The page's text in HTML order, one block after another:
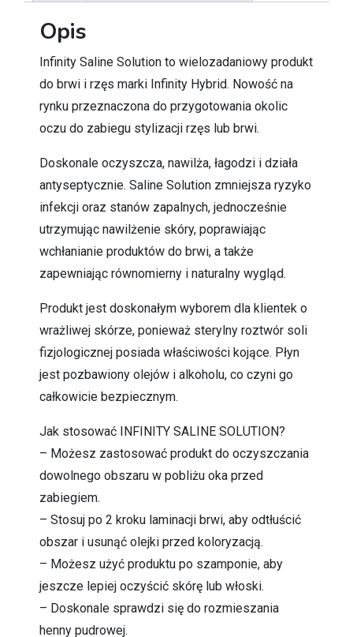
Opis
Infinity Saline Solution to wielozadaniowy produkt
do brwi i rzęs marki Infinity Hybrid. Nowość na
rynku przeznaczona do przygotowania okolic
oczu do zabiegu stylizacji rzęs lub brwi.
Doskonale oczyszcza, nawilża, łagodzi i działa
antyseptycznie. Saline Solution zmniejsza ryzyko
infekcji oraz stanów zapalnych, jednocześnie
utrzymując nawilżenie skóry, poprawiając
wchłanianie produktów do brwi, a także
zapewniając równomierny i naturalny wygląd.
Produkt jest doskonałym wyborem dla klientek o
wrażliwej skórze, ponieważ sterylny roztwór soli
fizjologicznej posiada właściwości kojące. Płyn
jest pozbawiony olejów i alkoholu, co czyni go
całkowicie bezpiecznym.
Jak stosować INFINITY SALINE SOLUTION?
– Możesz zastosować produkt do oczyszczania
dowolnego obszaru w pobliżu oka przed
zabiegiem.
– Stosuj po 2 kroku laminacji brwi, aby odtłuścić
obszar i usunąć olejki przed koloryzacją.
– Możesz użyć produktu po szamponie, aby
jeszcze lepiej oczyścić skórę lub włoski.
– Doskonale sprawdzi się do rozmieszania
henny pudrowej.